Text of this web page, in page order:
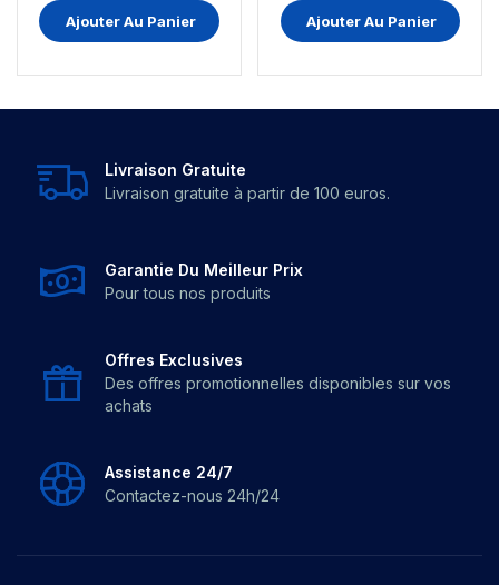
Ajouter Au Panier Ajouter Au Panier
Livraison Gratuite
Livraison gratuite à partir de 100 euros.
Garantie Du Meilleur Prix
Pour tous nos produits
Offres Exclusives
Des offres promotionnelles disponibles sur vos
achats
Assistance 24/7
Contactez-nous 24h/24